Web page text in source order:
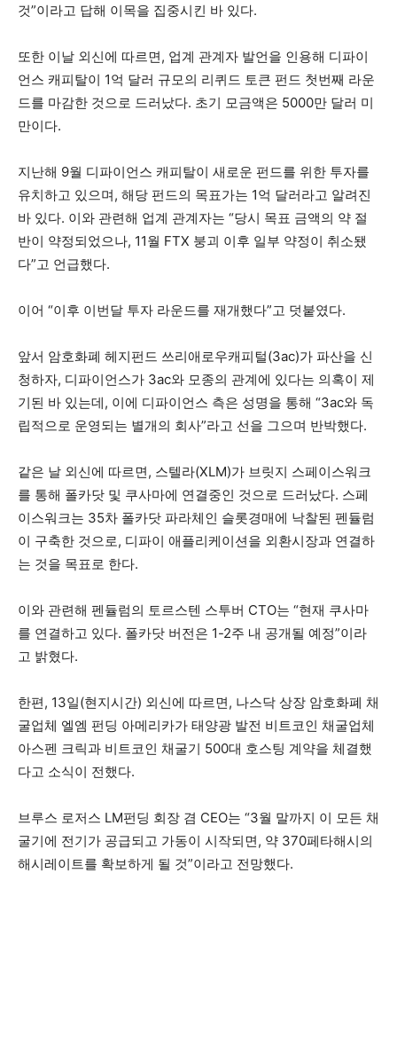
것”이라고 답해 이목을 집중시킨 바 있다.
또한 이날 외신에 따르면, 업계 관계자 발언을 인용해 디파이
언스 캐피탈이 1억 달러 규모의 리퀴드 토큰 펀드 첫번째 라운
드를 마감한 것으로 드러났다. 초기 모금액은 5000만 달러 미
만이다.
지난해 9월 디파이언스 캐피탈이 새로운 펀드를 위한 투자를
유치하고 있으며, 해당 펀드의 목표가는 1억 달러라고 알려진
바 있다. 이와 관련해 업계 관계자는 “당시 목표 금액의 약 절
반이 약정되었으나, 11월 FTX 붕괴 이후 일부 약정이 취소됐
다”고 언급했다.
이어 “이후 이번달 투자 라운드를 재개했다”고 덧붙였다.
앞서 암호화폐 헤지펀드 쓰리애로우캐피털(3ac)가 파산을 신
청하자, 디파이언스가 3ac와 모종의 관계에 있다는 의혹이 제
기된 바 있는데, 이에 디파이언스 측은 성명을 통해 “3ac와 독
립적으로 운영되는 별개의 회사”라고 선을 그으며 반박했다.
같은 날 외신에 따르면, 스텔라(XLM)가 브릿지 스페이스워크
를 통해 폴카닷 및 쿠사마에 연결중인 것으로 드러났다. 스페
이스워크는 35차 폴카닷 파라체인 슬롯경매에 낙찰된 펜듈럼
이 구축한 것으로, 디파이 애플리케이션을 외환시장과 연결하
는 것을 목표로 한다.
이와 관련해 펜듈럼의 토르스텐 스투버 CTO는 “현재 쿠사마
를 연결하고 있다. 폴카닷 버전은 1-2주 내 공개될 예정”이라
고 밝혔다.
한편, 13일(현지시간) 외신에 따르면, 나스닥 상장 암호화폐 채
굴업체 엘엠 펀딩 아메리카가 태양광 발전 비트코인 채굴업체
아스펜 크릭과 비트코인 채굴기 500대 호스팅 계약을 체결했
다고 소식이 전했다.
브루스 로저스 LM펀딩 회장 겸 CEO는 “3월 말까지 이 모든 채
굴기에 전기가 공급되고 가동이 시작되면, 약 370페타해시의
해시레이트를 확보하게 될 것”이라고 전망했다.